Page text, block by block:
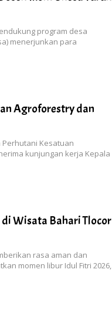
program desa
menerjunkan para
Agroforestry dan
Perhutani Kesatuan
kunjungan kerja Kepala
Wisata Bahari Tlocor
rasa aman dan
momen libur Idul Fitri 2026,